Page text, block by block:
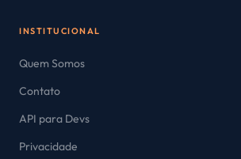
INSTITUCIONAL
Quem Somos
Contato
API para Devs
Privacidade